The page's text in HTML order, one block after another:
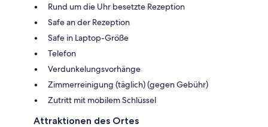
Rund um die Uhr besetzte Rezeption
Safe an der Rezeption
Safe in Laptop-Größe
Telefon
Verdunkelungsvorhänge
Zimmerreinigung (täglich) (gegen Gebühr)
Zutritt mit mobilem Schlüssel
Attraktionen des Ortes